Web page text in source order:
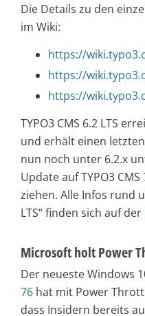
Die Details zu den
im Wiki:
https://
https://
https://
TYPO3 CMS 6.2 LTS
und erhält einen
nun noch unter 6.2.x
Update auf TYPO3
ziehen. Alle Infos rund
LTS“ finden sich auf der
Microsoft holt Power
Der neueste Windows
76 hat mit Power
dass Insidern bereits